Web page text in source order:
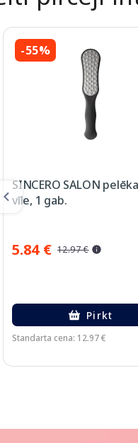
-55%
SINCERO SALON
vīle, 1 gab.
5.84 € 12.97 €
Pirkt
Standarta cena: 12.97 €